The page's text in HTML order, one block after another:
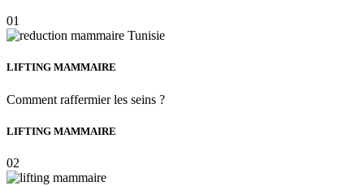
01
LIFTING MAMMAIRE
Comment raffermier les seins ?
LIFTING MAMMAIRE
02